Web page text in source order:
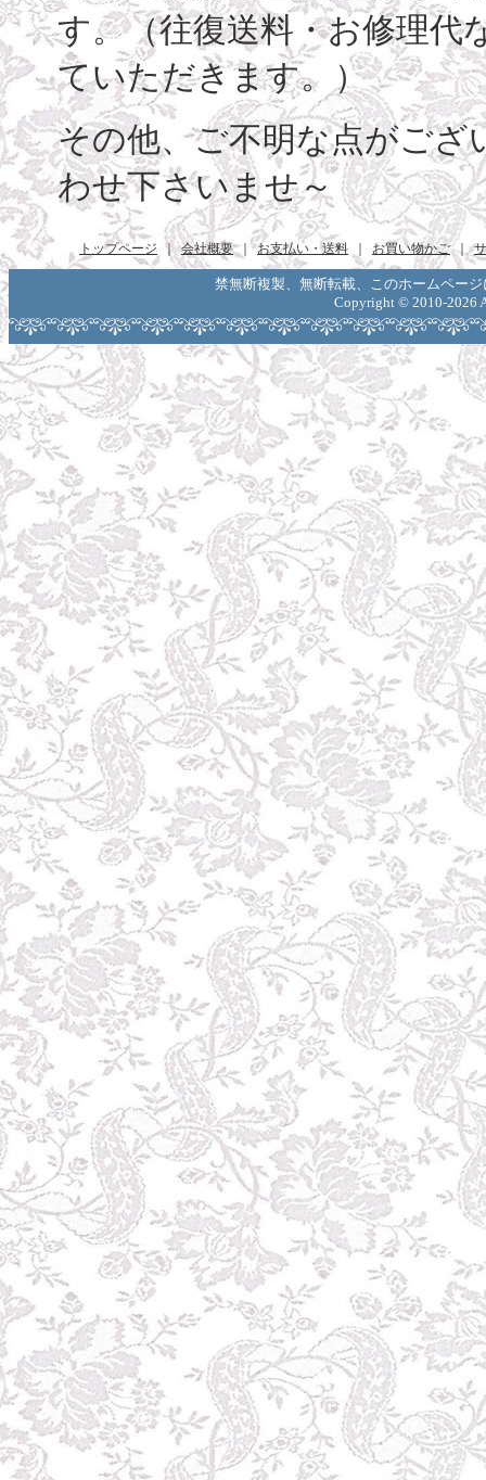
す。（往復送料・お修理代
ていただきます。）
その他、ご不明な点がご
わせ下さいませ～
トップページ ｜ 会社概要 ｜ お支払い・送料 お買い物かご
禁無断複製、無断転載、このホームペー
Copyright © 2010-2026